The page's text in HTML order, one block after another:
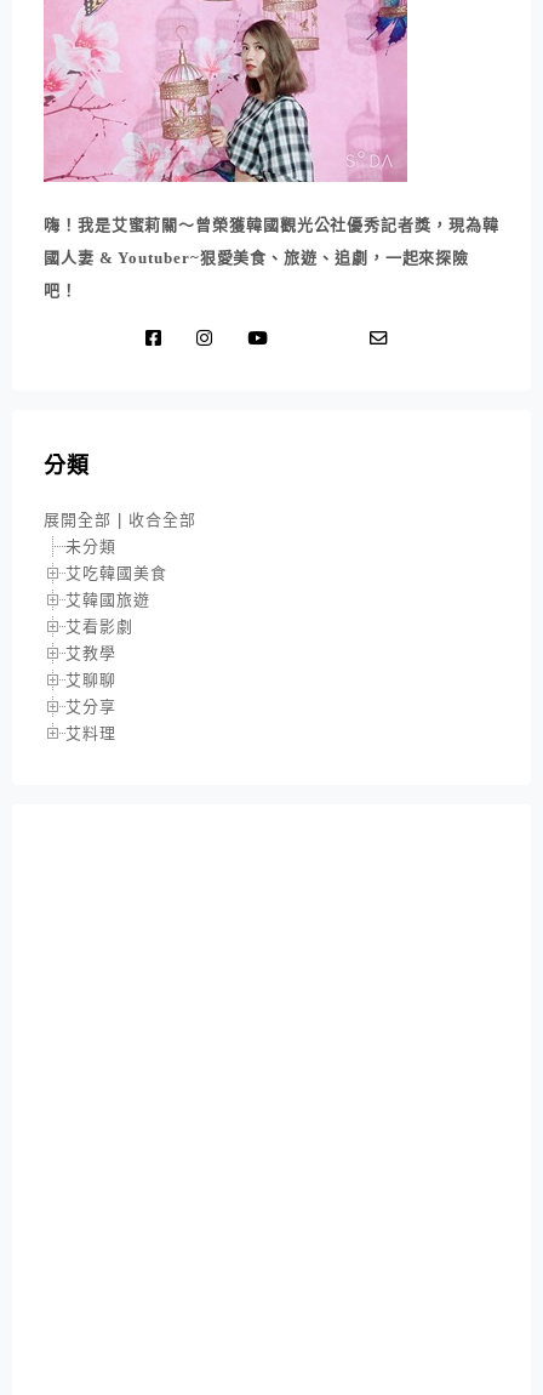
嗨！我是艾蜜莉關～曾榮獲韓國觀光公社優秀記者獎，現為韓
國人妻 & Youtuber~狠愛美食、旅遊、追劇，一起來探險
吧！
分類
展開全部 | 收合全部
未分類
艾吃韓國美食
艾韓國旅遊
艾看影劇
艾教學
艾聊聊
艾分享
艾料理